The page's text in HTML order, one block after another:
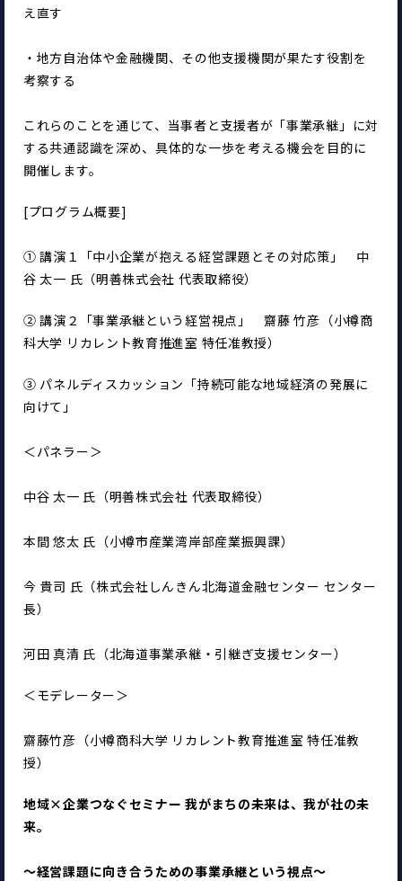
え直す
・地方自治体や金融機関、その他支援機関が果たす役割を
考察する
これらのことを通じて、当事者と支援者が「事業承継」に対
する共通認識を深め、具体的な一歩を考える機会を目的に
開催します。
[プログラム概要]
① 講演１「中小企業が抱える経営課題とその対応策」　中
谷 太一 氏（明善株式会社 代表取締役）
② 講演２「事業承継という経営視点」　齋藤 竹彦（小樽商
科大学 リカレント教育推進室 特任准教授）
③ パネルディスカッション「持続可能な地域経済の発展に
向けて」
＜パネラー＞
中谷 太一 氏（明善株式会社 代表取締役）
本間 悠太 氏（小樽市産業湾岸部産業振興課）
今 貴司 氏（株式会社しんきん北海道金融センター センター
長）
河田 真清 氏（北海道事業承継・引継ぎ支援センター）
＜モデレーター＞
齋藤竹彦（小樽商科大学 リカレント教育推進室 特任准教
授）
地域×企業つなぐセミナー 我がまちの未来は、我が社の未
来。
～経営課題に向き合うための事業承継という視点～